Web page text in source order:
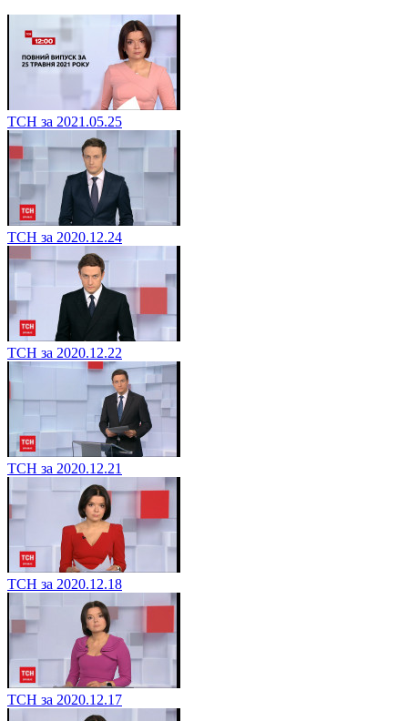
ТСН за 2021.05.25
ТСН за 2020.12.24
ТСН за 2020.12.22
ТСН за 2020.12.21
ТСН за 2020.12.18
ТСН за 2020.12.17